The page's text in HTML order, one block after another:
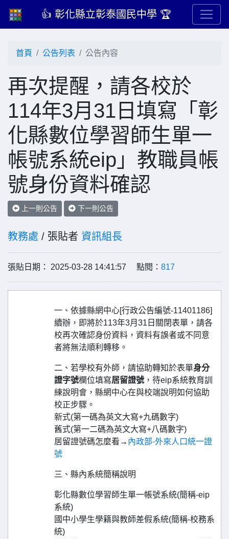
👍 彰化縣立彰泰國民中學 🏆
首頁 公告列表 公告內容
再次提醒，請各校於
114年3月31日填寫「彰
化縣數位學習師生單一
帳號系統eip」教職員帳
號身份資料確認
上一則公告 下一則公告
教務處 / 張貼者 資訊組長
張貼日期： 2025-03-28 14:41:57 點閱： 817
一、依據縣網中心[行政公告編號-11401186]
續辦，即將於113年3月31日關閉表單，請各
校再次確認身份資料，資料有誤者或不同意
者將無法順利轉移。
二、若學校有外師，請協助轉知於表單身分
證字號欄位填寫居留證號 ，待eip系統教育訓
練說明會，縣網中心在與校端說明如何協助
校正步驟。
新式(第一碼為英文大寫+九碼數字)
舊式(第一二碼為英文大寫+八碼數字)
居留證號碼怎麼看→ 內政部-外來人口統一證
號
三、縣內系統簡稱說明
彰化縣數位學習師生單一帳號系統(簡稱-eip
系統)
國中小學生學籍與教師差假系統(簡稱-校務系
統)